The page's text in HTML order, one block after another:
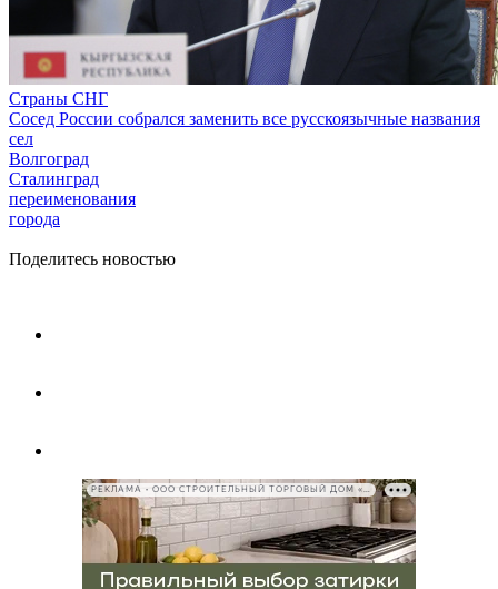
Страны СНГ
Сосед России собрался заменить все русскоязычные названия
сел
Волгоград
Сталинград
переименования
города
Поделитесь новостью
РЕКЛАМА • ООО СТРОИТЕЛЬНЫЙ ТОРГОВЫЙ ДОМ «ПЕТРОВИЧ», ИНН 7802348846